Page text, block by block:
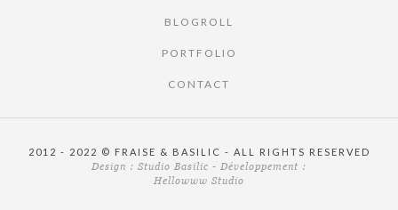
BLOGROLL
PORTFOLIO
CONTACT
2012 - 2022 © FRAISE & BASILIC - ALL RIGHTS RESERVED
Design : Studio Basilic - Développement :
Hellowww Studio